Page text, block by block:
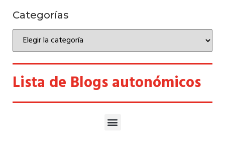
Categorías
Lista de Blogs autonómicos